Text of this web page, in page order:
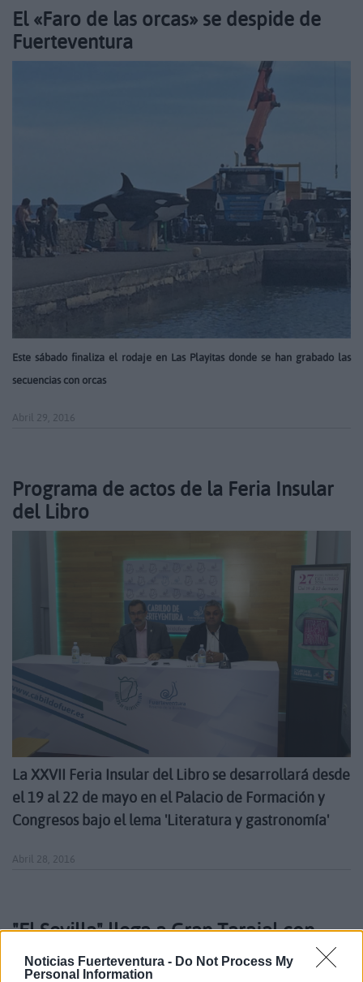
Noticias Fuerteventura - Do Not Process My
Personal Information
El «Faro de las orcas» se despide de
Fuerteventura
Este sábado finaliza el rodaje en Las Playitas donde se han grabado las
secuencias con orcas
Abril 29, 2016
Programa de actos de la Feria Insular
del Libro
La XXVII Feria Insular del Libro se desarrollará desde
el 19 al 22 de mayo en el Palacio de Formación y
Congresos bajo el lema 'Literatura y gastronomía'
Abril 28, 2016
"El Sevilla" llega a Gran Tarajal con
"Reflexiones del hombre lengua"